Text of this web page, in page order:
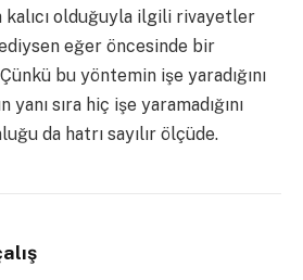
kalıcı olduğuyla ilgili rivayetler
eğer öncesinde bir
bu yöntemin işe yaradığını
sıra hiç işe yaramadığını
da hatrı sayılır ölçüde.